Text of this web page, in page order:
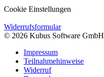
Cookie Einstellungen
Widerrufsformular
© 2026 Kubus Software GmbH
Impressum
Teilnahmehinweise
Widerruf